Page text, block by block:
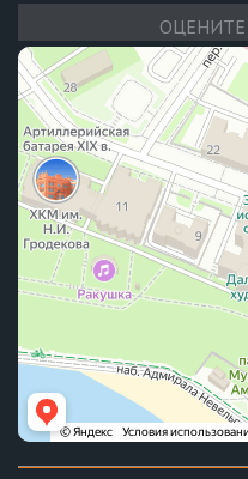
ОЦЕНИТЕ